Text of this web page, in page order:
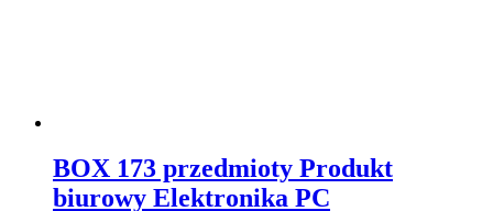
BOX 173 przedmioty Produkt
biurowy Elektronika PC